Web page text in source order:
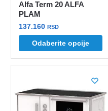
proizvoda.
Alfa Term 20 ALFA
PLAM
137.160RSD
Odaberite opcije
Ovaj
ima
varijanti.
Opcije